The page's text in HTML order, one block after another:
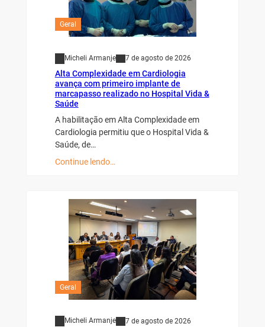
Geral
Micheli Armanje 7 de agosto de 2026
Alta Complexidade em Cardiologia
avança com primeiro implante de
marcapasso realizado no Hospital Vida &
Saúde
A habilitação em Alta Complexidade em
Cardiologia permitiu que o Hospital Vida &
Saúde, de…
Continue lendo…
Geral
Micheli Armanje 7 de agosto de 2026